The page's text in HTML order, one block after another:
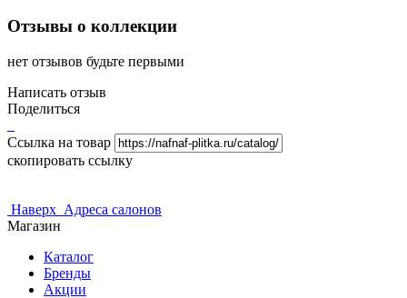
Отзывы о коллекции
нет отзывов будьте первыми
Написать отзыв
Поделиться
Ссылка на товар
скопировать ссылку
Наверх Адреса салонов
Магазин
Каталог
Бренды
Акции